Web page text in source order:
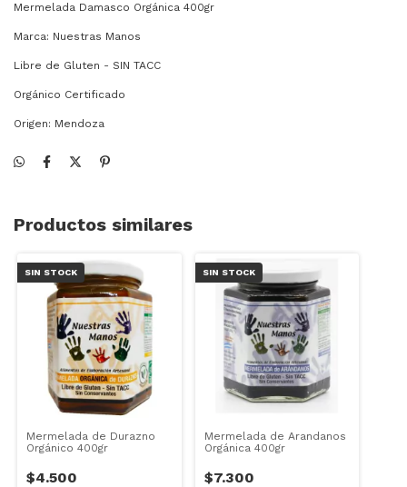
Mermelada Damasco Orgánica 400gr
Marca: Nuestras Manos
Libre de Gluten - SIN TACC
Orgánico Certificado
Origen: Mendoza
Productos similares
SIN STOCK
Mermelada de Durazno
Orgánico 400gr
$4.500
SIN STOCK
Mermelada de Arandanos
Orgánica 400gr
$7.300